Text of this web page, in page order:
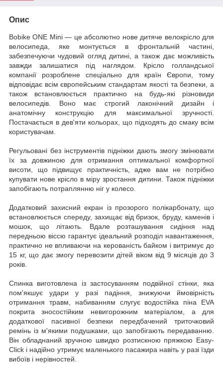
Опис
Bobike ONE Mini — це абсолютно нове дитяче велокрісло для
велосипеда, яке монтується в фронтальній частині,
забезпечуючи чудовий огляд дитині, а також дає можливість
завжди залишатися під наглядом. Крісло голландської
компанії розроблене спеціально для країн Європи, тому
відповідає всім європейським стандартам якості та безпеки, а
також встановлюється практично на будь-які різновиди
велосипедів. Воно має строгий лаконічний дизайн і
анатомічну конструкцію для максимальної зручності.
Постачається в дев'яти кольорах, що підходять до смаку всім
користувачам.
Регульовані без інструментів підніжки дають змогу змінювати
їх за довжиною для отримання оптимальної комфортної
висоти, що підвищує практичність, адже вам не потрібно
купувати нове крісло в міру зростання дитини. Також підніжки
запобігають потраплянню ніг у колесо.
Додатковий захисний екран із прозорого полікарбонату, що
встановлюється спереду, захищає від бризок, бруду, каменів і
мошок, що літають. Вдале розташування сидіння над
передньою віссю гарантує ідеальний розподіл навантаження,
практично не впливаючи на керованість байком і витримує до
15 кг, що дає змогу перевозити дітей віком від 9 місяців до 3
років.
Спинка виготовлена із застосуванням подвійної стінки, яка
пом'якшує удари у разі падіння, знижуючи ймовірність
отримання травм, набиванням слугує водостійка піна EVA
покрита зносостійким невигорожним матеріалом, а для
додаткової пасивної безпеки передбачений триточковий
ремінь із м'якими подушками, що запобігають передаванню.
Він обладнаний зручною швидко розтискною пряжкою Easy-
Click і надійно утримує маленького пасажира навіть у разі їзди
вибоїв і нерівностей.